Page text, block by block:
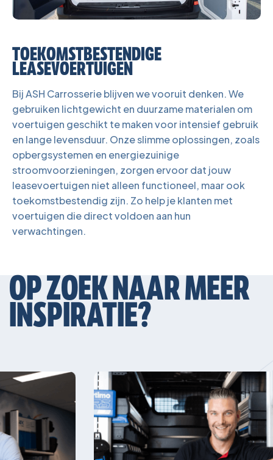
TOEKOMSTBESTENDIGE
LEASEVOERTUIGEN
Bij ASH Carrosserie blijven we vooruit denken. We
gebruiken lichtgewicht en duurzame materialen om
voertuigen geschikt te maken voor intensief gebruik
en lange levensduur. Onze slimme oplossingen, zoals
opbergsystemen en energiezuinige
stroomvoorzieningen, zorgen ervoor dat jouw
leasevoertuigen niet alleen functioneel, maar ook
toekomstbestendig zijn. Zo help je klanten met
voertuigen die direct voldoen aan hun
verwachtingen.
OP ZOEK NAAR MEER
INSPIRATIE?